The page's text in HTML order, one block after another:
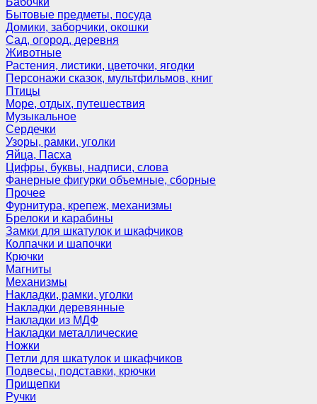
Бытовые предметы, посуда
Домики, заборчики, окошки
Сад, огород, деревня
Животные
Растения, листики, цветочки, ягодки
Персонажи сказок, мультфильмов, книг
Птицы
Море, отдых, путешествия
Музыкальное
Сердечки
Узоры, рамки, уголки
Яйца, Пасха
Цифры, буквы, надписи, слова
Фанерные фигурки объемные, сборные
Прочее
Фурнитура, крепеж, механизмы
Брелоки и карабины
Замки для шкатулок и шкафчиков
Колпачки и шапочки
Крючки
Магниты
Механизмы
Накладки, рамки, уголки
Накладки деревянные
Накладки из МДФ
Накладки металлические
Ножки
Петли для шкатулок и шкафчиков
Подвесы, подставки, крючки
Прищепки
Ручки